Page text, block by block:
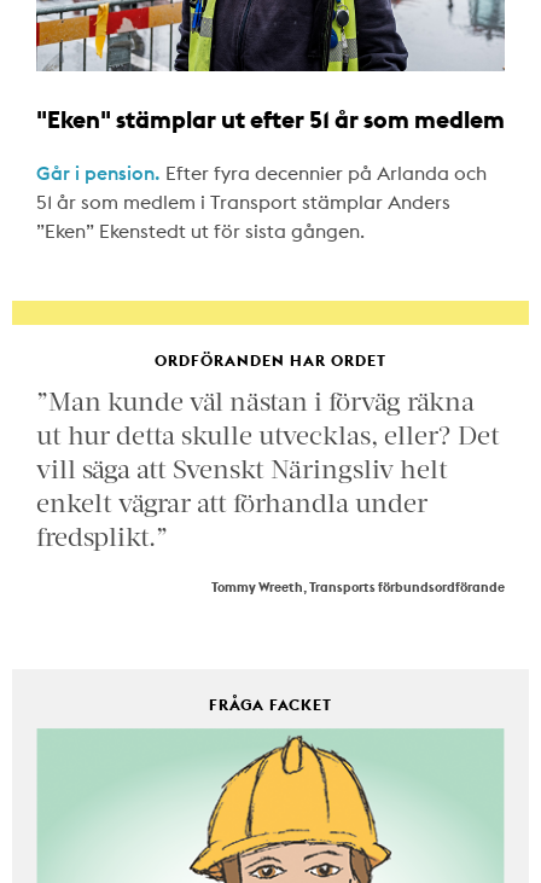
"Eken" stämplar ut efter 51 år som medlem
Går i pension. Efter fyra decennier på Arlanda och
51 år som medlem i Transport stämplar Anders
”Eken” Ekenstedt ut för sista gången.
ORDFÖRANDEN HAR ORDET
”Man kunde väl nästan i förväg räkna
ut hur detta skulle utvecklas, eller? Det
vill säga att Svenskt Näringsliv helt
enkelt vägrar att förhandla under
fredsplikt.”
Tommy Wreeth, Transports förbundsordförande
FRÅGA FACKET